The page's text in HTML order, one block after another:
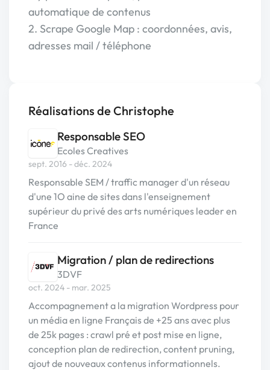
automatique de contenus
2. Scrape Google Map : coordonnées, avis,
adresses mail / téléphone
Réalisations de Christophe
Responsable SEO
Ecoles Creatives
sept. 2016 - déc. 2024
Responsable SEM / traffic manager d'un réseau
d'une 1O aine de sites dans l'enseignement
supérieur du privé des arts numériques leader en
France
Migration / plan de redirections
3DVF
oct. 2024 - mar. 2025
Accompagnement a la migration Wordpress pour
un média en ligne Français de +25 ans avec plus
de 25k pages : crawl pré et post mise en ligne,
conception plan de redirection, content pruning,
ajout de nouveaux contenus informationnels.